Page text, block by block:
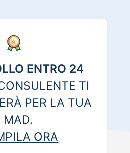
ENTRO 24
TI
PER LA TUA
MAD.
ORA